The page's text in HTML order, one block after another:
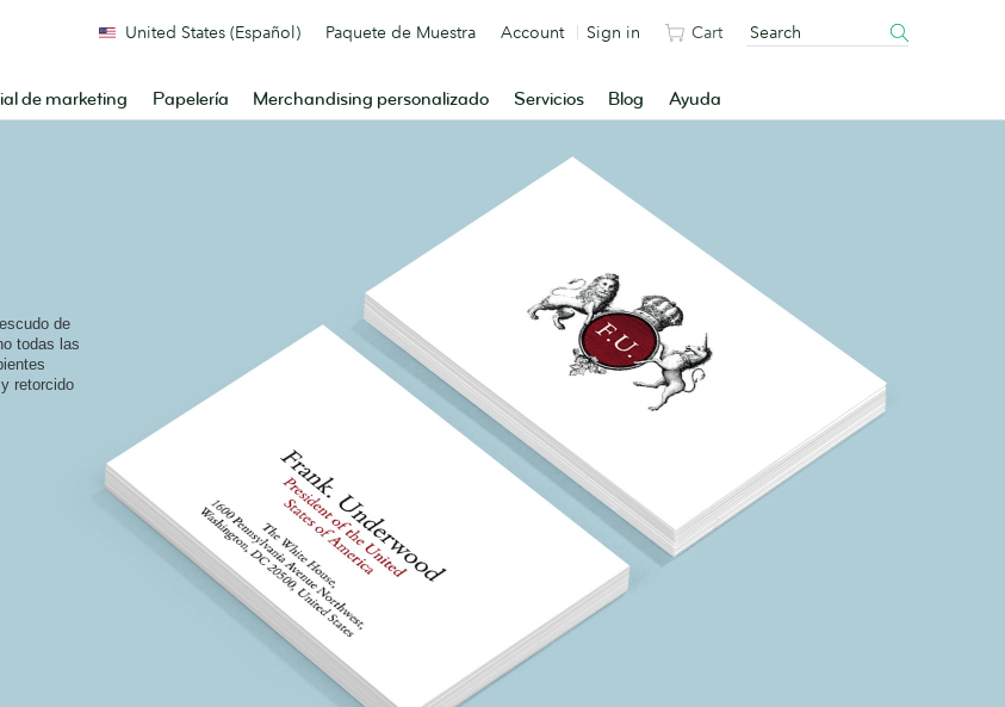
de marketing Papelería Merchandising personalizado Servicios Blog Ayuda
United States (Español) Paquete de Muestra Account Sign in Cart
de
todas las
retorcido